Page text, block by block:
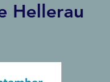
Hellerau